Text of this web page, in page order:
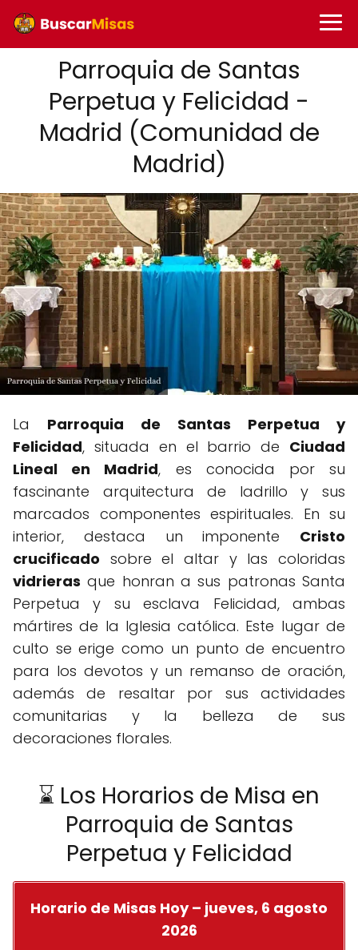
Parroquia de Santas
Perpetua y Felicidad -
Madrid (Comunidad de
Madrid)
La Parroquia de Santas Perpetua y
Felicidad, situada en el barrio de Ciudad
Lineal en Madrid, es conocida por su
fascinante arquitectura de ladrillo y sus
marcados componentes espirituales. En su
interior, destaca un imponente Cristo
crucificado sobre el altar y las coloridas
vidrieras que honran a sus patronas Santa
Perpetua y su esclava Felicidad, ambas
mártires de la Iglesia católica. Este lugar de
culto se erige como un punto de encuentro
para los devotos y un remanso de oración,
además de resaltar por sus actividades
comunitarias y la belleza de sus
decoraciones florales.
⌛ Los Horarios de Misa en
Parroquia de Santas
Perpetua y Felicidad
Horario de Misas Hoy – jueves, 6 agosto
2026